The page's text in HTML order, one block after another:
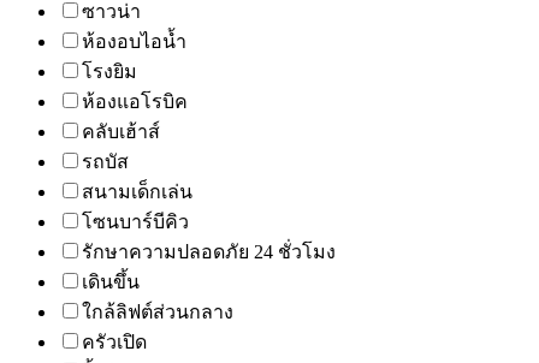
ซาวน่า
ห้องอบไอน้ำ
โรงยิม
ห้องแอโรบิค
คลับเฮ้าส์
รถบัส
สนามเด็กเล่น
โซนบาร์บีคิว
รักษาความปลอดภัย 24 ชั่วโมง
เดินขึ้น
ใกล้ลิฟต์ส่วนกลาง
ครัวเปิด